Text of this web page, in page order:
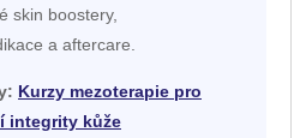
skin boostery,
a aftercare.
Kurzy mezoterapie pro
integrity kůže